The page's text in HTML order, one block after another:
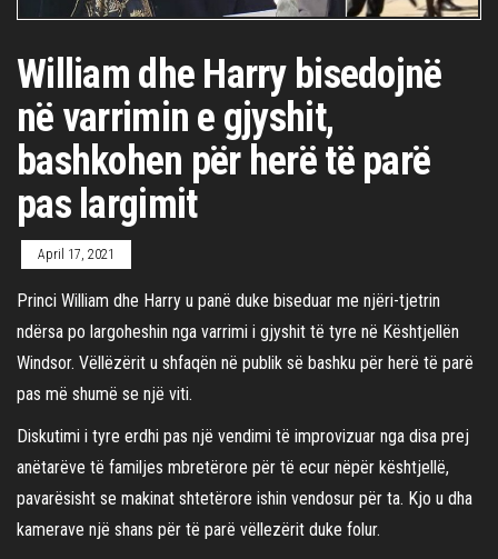
William dhe Harry bisedojnë
në varrimin e gjyshit,
bashkohen për herë të parë
pas largimit
April 17, 2021
Princi William dhe Harry u panë duke biseduar me njëri-tjetrin
ndërsa po largoheshin nga varrimi i gjyshit të tyre në Kështjellën
Windsor. Vëllëzërit u shfaqën në publik së bashku për herë të parë
pas më shumë se një viti.
Diskutimi i tyre erdhi pas një vendimi të improvizuar nga disa prej
anëtarëve të familjes mbretërore për të ecur nëpër kështjellë,
pavarësisht se makinat shtetërore ishin vendosur për ta. Kjo u dha
kamerave një shans për të parë vëllezërit duke folur.